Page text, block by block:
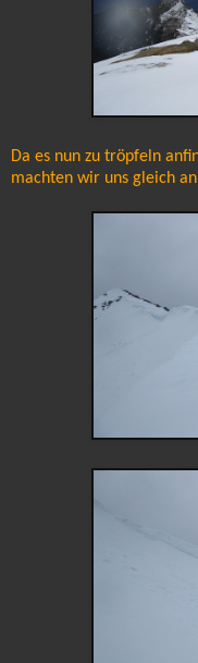
Da es nun zu tröpfeln
machten wir uns gleich